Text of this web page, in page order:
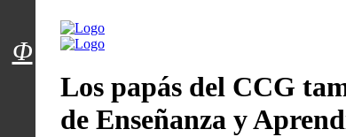
Menú usuarios
Los papás​ del CCG
de​ Enseñanza y
Φ